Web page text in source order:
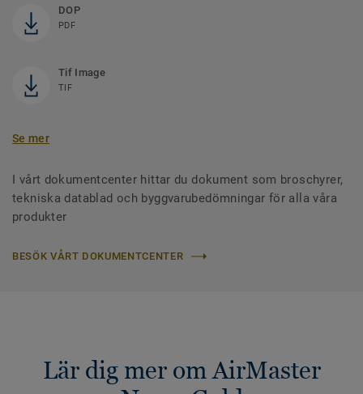
DOP
PDF
Tif Image
TIF
Se mer
I vårt dokumentcenter hittar du dokument som broschyrer,
tekniska datablad och byggvarubedömningar för alla våra
produkter
BESÖK VÅRT DOKUMENTCENTER
Lär dig mer om AirMaster